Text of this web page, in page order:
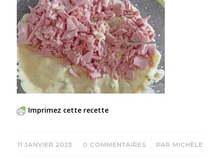
Imprimez cette recette
11 JANVIER 2023
/ 0 COMMENTAIRES
/ PAR MICHÈLE